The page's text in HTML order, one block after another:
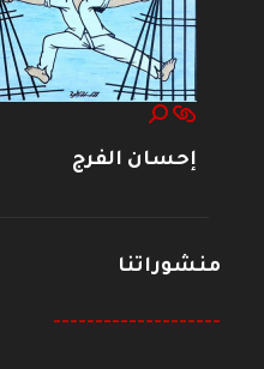
إحسان الفرج
منشوراتنا
--------------------